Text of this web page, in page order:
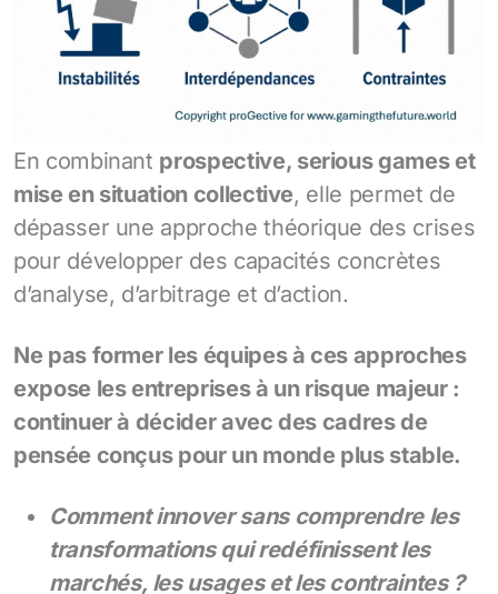
En combinant prospective, serious games et
mise en situation collective, elle permet de
dépasser une approche théorique des crises
pour développer des capacités concrètes
d’analyse, d’arbitrage et d’action.
Ne pas former les équipes à ces approches
expose les entreprises à un risque majeur :
continuer à décider avec des cadres de
pensée conçus pour un monde plus stable.
Comment innover sans comprendre les
transformations qui redéfinissent les
marchés, les usages et les contraintes ?